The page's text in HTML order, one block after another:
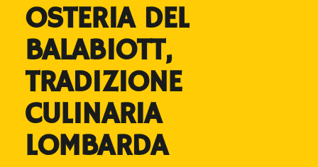
OSTERIA DEL
BALABIOTT,
TRADIZIONE
CULINARIA
LOMBARDA